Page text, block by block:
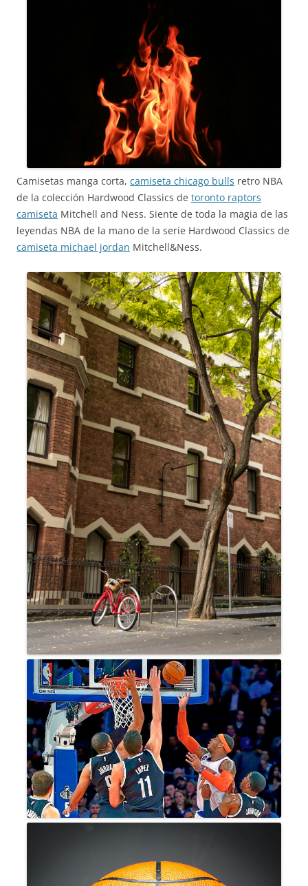
Camisetas manga corta, camiseta chicago bulls retro NBA
de la colección Hardwood Classics de toronto raptors
camiseta Mitchell and Ness. Siente de toda la magia de las
leyendas NBA de la mano de la serie Hardwood Classics de
camiseta michael jordan Mitchell&Ness.